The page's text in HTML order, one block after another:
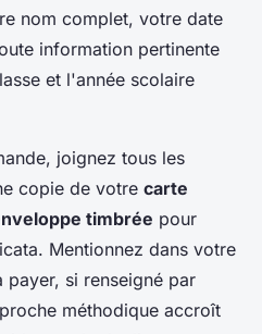
nom complet, votre date
information pertinente
et l'année scolaire
joignez tous les
copie de votre carte
timbrée pour
Mentionnez dans votre
si renseigné par
méthodique accroît